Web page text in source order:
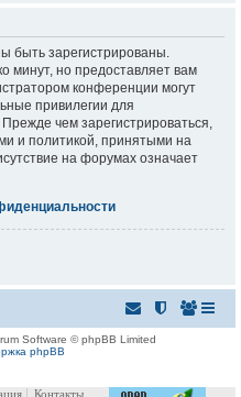
быть зарегистрированы.
минут, но предоставляет вам
конференции могут
привилегии для
чем зарегистрироваться,
и политикой, принятыми на
на форумах означает
Software © phpBB Limited
phpBB
Контакты